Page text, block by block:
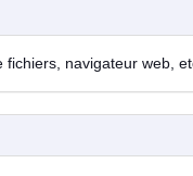
navigateur web,